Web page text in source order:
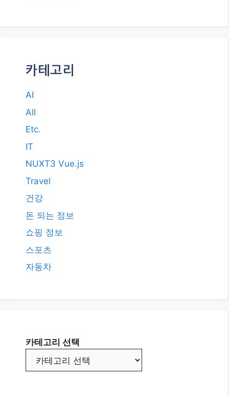
카테고리
AI
All
Etc.
IT
NUXT3 Vue.js
Travel
건강
돈 되는 정보
쇼핑 정보
스포츠
자동차
카테고리 선택